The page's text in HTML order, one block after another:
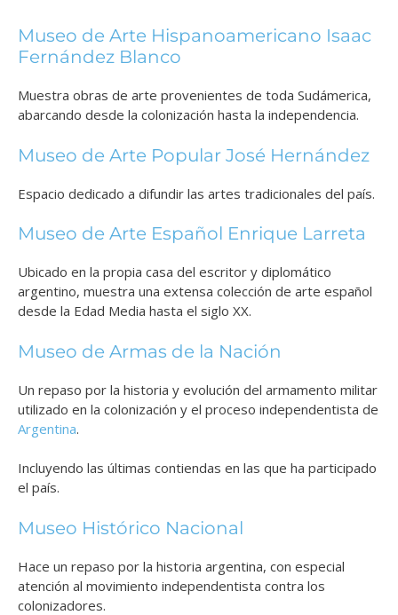
Museo de Arte Hispanoamericano Isaac
Fernández Blanco
Muestra obras de arte provenientes de toda Sudámerica,
abarcando desde la colonización hasta la independencia.
Museo de Arte Popular José Hernández
Espacio dedicado a difundir las artes tradicionales del país.
Museo de Arte Español Enrique Larreta
Ubicado en la propia casa del escritor y diplomático
argentino, muestra una extensa colección de arte español
desde la Edad Media hasta el siglo XX.
Museo de Armas de la Nación
Un repaso por la historia y evolución del armamento militar
utilizado en la colonización y el proceso independentista de
Argentina.
Incluyendo las últimas contiendas en las que ha participado
el país.
Museo Histórico Nacional
Hace un repaso por la historia argentina, con especial
atención al movimiento independentista contra los
colonizadores.